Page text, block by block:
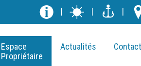
| | |
Espace
Propriétaire
Actualités Contact